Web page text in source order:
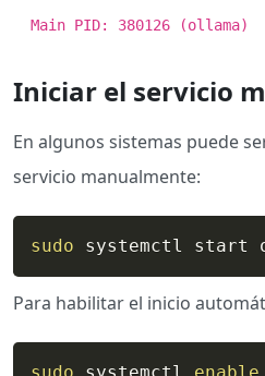
Main PID: 380126 (ollama)
Iniciar el servicio
En algunos sistemas puede
servicio manualmente:
sudo systemctl start
Para habilitar el inicio